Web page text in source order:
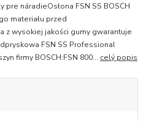
náradieOsłona FSN SS BOSCH
materiału przed
z wysokiej jakości gumy gwarantuje
FSN SS Professional
firmy BOSCH:FSN 800... celý popis